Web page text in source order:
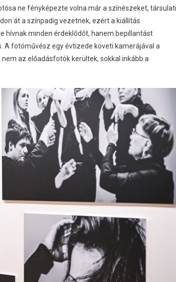
ne fényképezte volna már a színészeket, társulati
át a színpadig vezetnek, ezért a kiállítás
hívnak minden érdeklődőt, hanem bepillantást
A fotóművész egy évtizede követi kamerájával a
az előadásfotók kerültek, sokkal inkább a